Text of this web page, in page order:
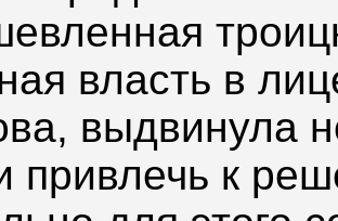
власть в
выдвинула
привлечь к